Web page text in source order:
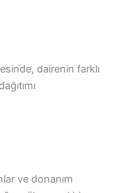
dairenin farklı
ve donanım